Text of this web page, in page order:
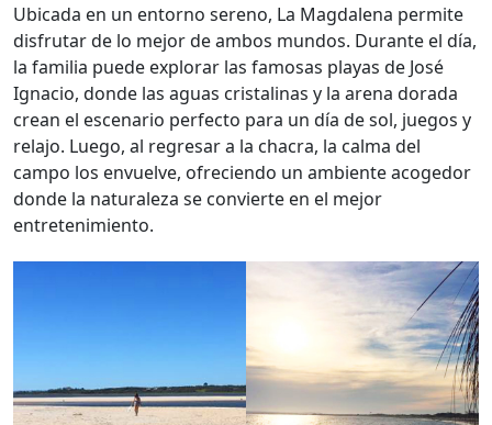
Ubicada en un entorno sereno, La Magdalena permite
disfrutar de lo mejor de ambos mundos. Durante el día,
la familia puede explorar las famosas playas de José
Ignacio, donde las aguas cristalinas y la arena dorada
crean el escenario perfecto para un día de sol, juegos y
relajo. Luego, al regresar a la chacra, la calma del
campo los envuelve, ofreciendo un ambiente acogedor
donde la naturaleza se convierte en el mejor
entretenimiento.